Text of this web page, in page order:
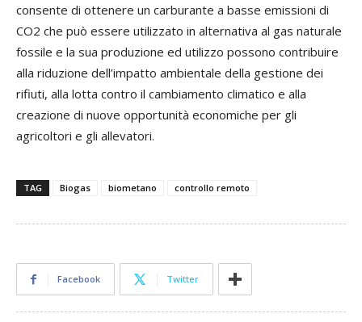
consente di ottenere un carburante a basse emissioni di
CO2 che può essere utilizzato in alternativa al gas naturale
fossile e la sua produzione ed utilizzo possono contribuire
alla riduzione dell’impatto ambientale della gestione dei
rifiuti, alla lotta contro il cambiamento climatico e alla
creazione di nuove opportunità economiche per gli
agricoltori e gli allevatori.
TAG Biogas biometano controllo remoto
Facebook Twitter